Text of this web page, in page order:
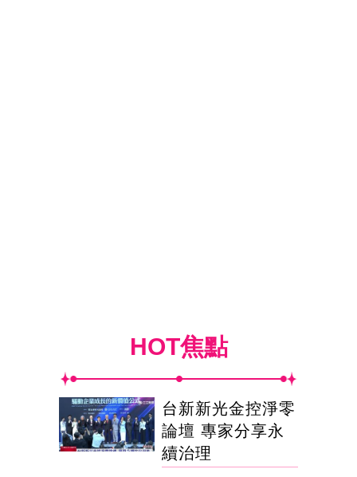
HOT焦點
台新新光金控淨零
論壇 專家分享永
續治理